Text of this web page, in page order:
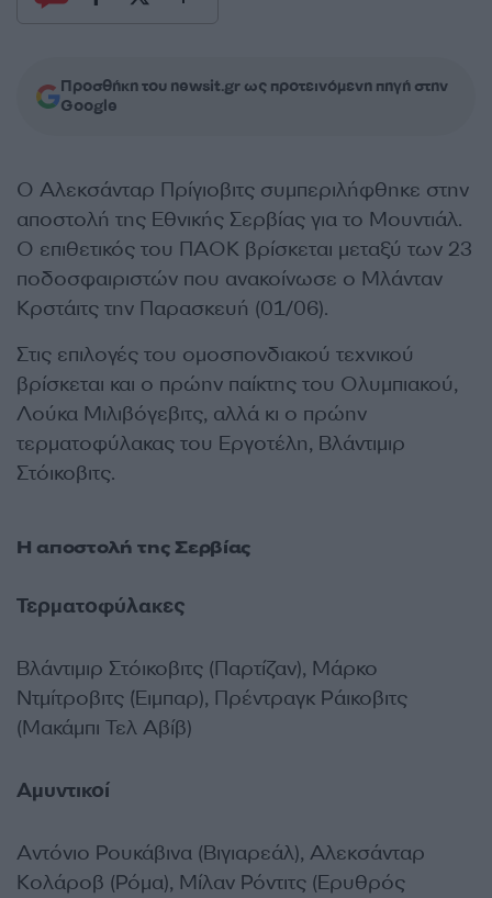
Προσθήκη του newsit.gr ως προτεινόμενη πηγή στην
Google
Ο Αλεκσάνταρ Πρίγιοβιτς συμπεριλήφθηκε στην
αποστολή της Εθνικής Σερβίας για το Μουντιάλ.
Ο επιθετικός του ΠΑΟΚ βρίσκεται μεταξύ των 23
ποδοσφαιριστών που ανακοίνωσε ο Μλάνταν
Κρστάιτς την Παρασκευή (01/06).
Στις επιλογές του ομοσπονδιακού τεχνικού
βρίσκεται και ο πρώην παίκτης του Ολυμπιακού,
Λούκα Μιλιβόγεβιτς, αλλά κι ο πρώην
τερματοφύλακας του Εργοτέλη, Βλάντιμιρ
Στόικοβιτς.
Η αποστολή της Σερβίας
Τερματοφύλακες
Βλάντιμιρ Στόικοβιτς (Παρτίζαν), Μάρκο
Ντμίτροβιτς (Έιμπαρ), Πρέντραγκ Ράικοβιτς
(Μακάμπι Τελ Αβίβ)
Αμυντικοί
Αντόνιο Ρουκάβινα (Βιγιαρεάλ), Αλεκσάνταρ
Κολάροβ (Ρόμα), Μίλαν Ρόντιτς (Ερυθρός